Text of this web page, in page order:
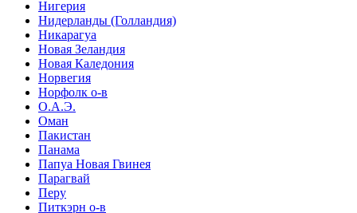
Нигерия
Нидерланды (Голландия)
Никарагуа
Новая Зеландия
Новая Каледония
Норвегия
Норфолк о-в
О.А.Э.
Оман
Пакистан
Панама
Папуа Новая Гвинея
Парагвай
Перу
Питкэрн о-в